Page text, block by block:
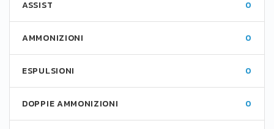
ASSIST 0
AMMONIZIONI 0
ESPULSIONI 0
DOPPIE AMMONIZIONI 0